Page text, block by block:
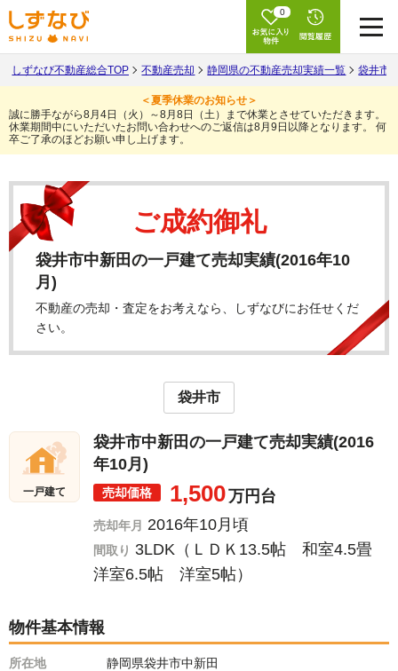
0
しずなび不動産総合TOP 不動産売却 静岡県の不動産売却実績一覧 袋井市
＜夏季休業のお知らせ＞
誠に勝手ながら8月4日（火）～8月8日（土）まで休業とさせていただきます。
休業期間中にいただいたお問い合わせへのご返信は8月9日以降となります。
何
卒ご了承のほどお願い申し上げます。
ご成約御礼
袋井市中新田の一戸建て売却実績(2016年10
月)
不動産の売却・査定をお考えなら、しずなびにお任せくだ
さい。
袋井市
一戸建て
袋井市中新田の一戸建て売却実績(2016
年10月)
売却価格 1,500万円台
売却年月 2016年10月頃
間取り 3LDK（ＬＤＫ13.5帖 和室4.5畳
洋室6.5帖 洋室5帖）
物件基本情報
所在地 静岡県袋井市中新田